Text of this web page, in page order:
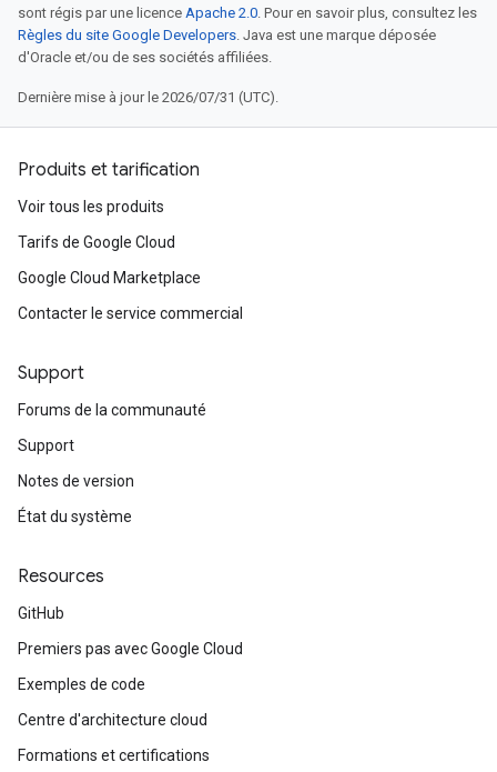
sont régis par une licence Apache 2.0. Pour en savoir plus, consultez les
Règles du site Google Developers. Java est une marque déposée
d'Oracle et/ou de ses sociétés affiliées.
Dernière mise à jour le 2026/07/31 (UTC).
Produits et tarification
Voir tous les produits
Tarifs de Google Cloud
Google Cloud Marketplace
Contacter le service commercial
Support
Forums de la communauté
Support
Notes de version
État du système
Resources
GitHub
Premiers pas avec Google Cloud
Exemples de code
Centre d'architecture cloud
Formations et certifications